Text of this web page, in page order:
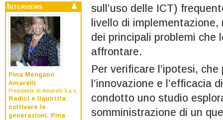
Interviews
Pina Mengano
Amarelli
Presidente di Amarelli S.a.s.
Radici e liquirizia:
coltivare le
generazioni. Pina
sull’uso delle ICT)
livello di
dei principali problemi che
affrontare.
Per verificare l’ipotesi,
l’innovazione e l’efficacia
condotto uno studio
somministrazione di un